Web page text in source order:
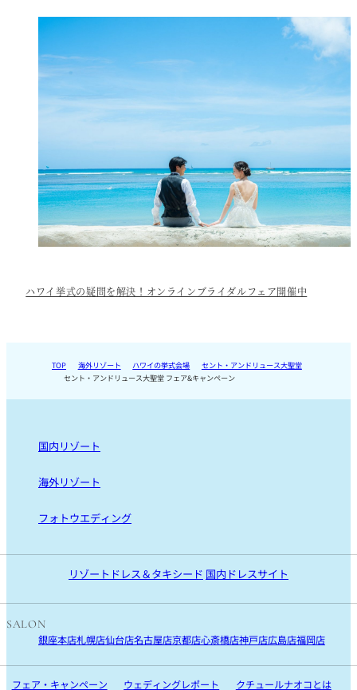
ハワイ挙式の疑問を解決！オンラインブライダルフェア開催中
TOP 海外リゾート ハワイの挙式会場
セント・アンドリュース大聖堂
セント・アンドリュース大聖堂 フェア&キャンペーン
国内リゾート
国内リゾート TOP
石垣島
海外リゾート
海外リゾート TOP
フォトウエディング
沖縄・宮古島・石垣島・ハワイ・モルディブ
リゾートドレス＆タキシード 国内ドレスサイト
SALON
銀座本店札幌店仙台店名古屋店京都店心斎橋店神戸店広島店福岡店
フェア・キャンペーン ウェディングレポート クチュールナオコとは